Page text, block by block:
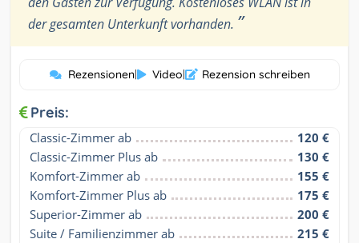
der gesamten Unterkunft vorhanden. ”
Rezensionen| Video| Rezension schreiben
Preis:
Classic-Zimmer ab
120 €
Classic-Zimmer Plus ab
130 €
Komfort-Zimmer ab
155 €
Komfort-Zimmer Plus ab
175 €
Superior-Zimmer ab
200 €
Suite / Familienzimmer ab
215 €